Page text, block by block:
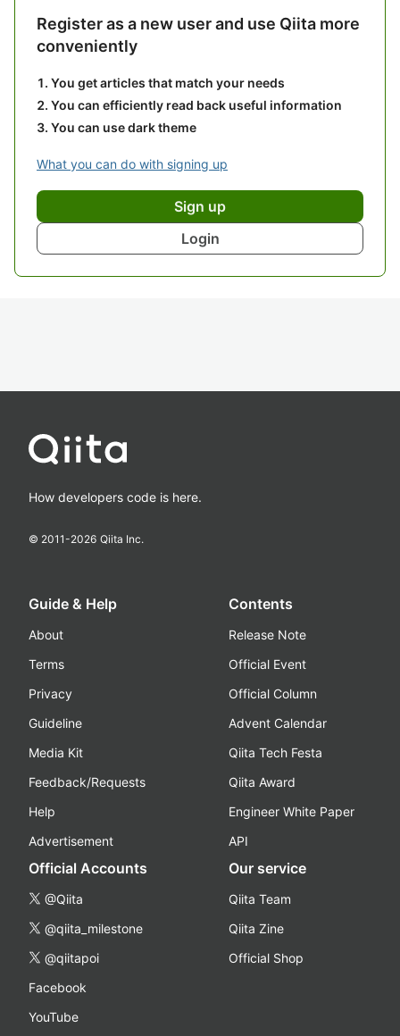
Register as a new user and use Qiita more
conveniently
You get articles that match your needs
You can efficiently read back useful information
You can use dark theme
What you can do with signing up
Sign up
Login
How developers code is here.
© 2011-2026 Qiita Inc.
Guide & Help
About
Terms
Privacy
Guideline
Media Kit
Feedback/Requests
Help
Advertisement
Contents
Release Note
Official Event
Official Column
Advent Calendar
Qiita Tech Festa
Qiita Award
Engineer White Paper
API
Official Accounts
@Qiita
@qiita_milestone
@qiitapoi
Facebook
YouTube
Our service
Qiita Team
Qiita Zine
Official Shop